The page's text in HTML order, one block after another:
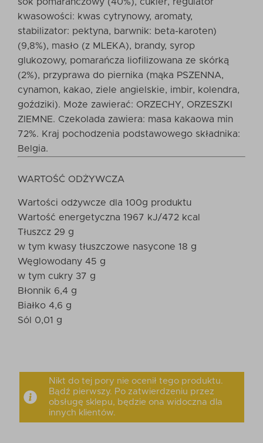
kwasowości: kwas cytrynowy, aromaty,
stabilizator: pektyna, barwnik: beta-karoten)
(9,8%), masło (z MLEKA), brandy, syrop
glukozowy, pomarańcza liofilizowana ze skórką
(2%), przyprawa do piernika (mąka PSZENNA,
cynamon, kakao, ziele angielskie, imbir, kolendra,
goździki). Może zawierać: ORZECHY, ORZESZKI
ZIEMNE. Czekolada zawiera: masa kakaowa min
72%. Kraj pochodzenia podstawowego składnika:
Belgia.
WARTOŚĆ ODŻYWCZA
Wartości odżywcze dla 100g produktu
Wartość energetyczna 1967 kJ/472 kcal
Tłuszcz 29 g
w tym kwasy tłuszczowe nasycone 18 g
Węglowodany 45 g
w tym cukry 37 g
Błonnik 6,4 g
Białko 4,6 g
Sól 0,01 g
Nikt do tej pory nie ocenił tego produktu.
Bądź pierwszy. Po zatwierdzeniu przez
obsługę sklepu, będzie ona widoczna dla
innych klientów.